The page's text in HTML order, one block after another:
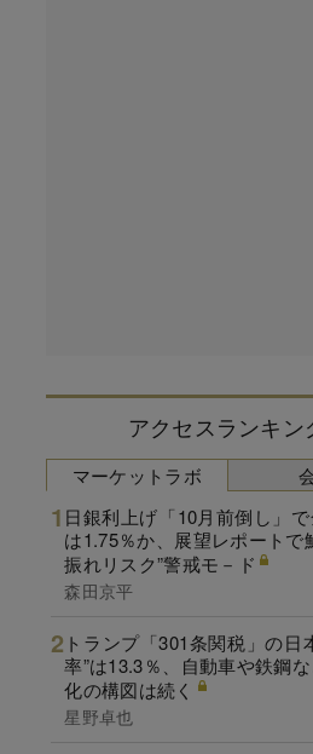
アクセスランキン
マーケットラボ
日銀利上げ「10月前倒し」
は1.75％か、展望レポートで
振れリスク”警戒モ－ド
森田京平
トランプ「301条関税」の日
率”は13.3％、自動車や鉄鋼
化の構図は続く
星野卓也